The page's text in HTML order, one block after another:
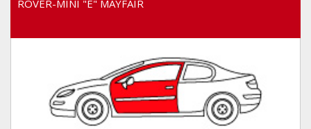
ROVER-MINI "E" MAYFAIR